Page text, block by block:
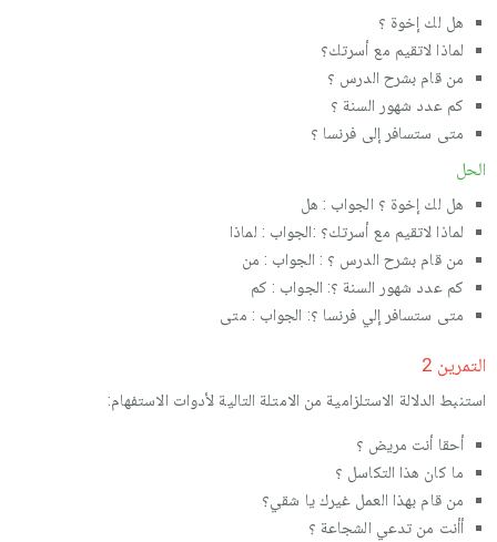
هل لك إخوة ؟
لماذا لاتقیم مع أسرتك؟
من قام بشرح الدرس ؟
كم عدد شهور السنة ؟
متى ستسافر إلى فرنسا ؟
الحل
هل لك إخوة ؟ الجواب : هل
لماذا لاتقیم مع أسرتك؟ :الجواب : لماذا
من قام بشرح الدرس ؟ : الجواب : من
كم عدد شهور السنة ؟: الجواب : كم
متى ستسافر إلي فرنسا ؟: الجواب : متى
التمرین 2
استنبط الدلالة الاستلزامیة من الامتلة التالیة لأدوات الاستفهام:
أحقا أنت مریض ؟
ما كان هذا التكاسل ؟
من قام بهذا العمل غیرك یا شقي؟
أأنت من تدعي الشجاعة ؟